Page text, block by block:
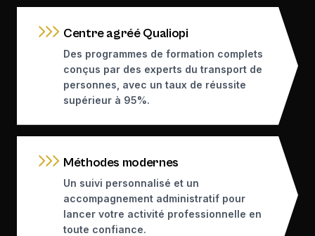
Centre agréé Qualiopi
Des programmes de formation complets
conçus par des experts du transport de
personnes, avec un taux de réussite
supérieur à 95%.
Méthodes modernes
Un suivi personnalisé et un
accompagnement administratif pour
lancer votre activité professionnelle en
toute confiance.